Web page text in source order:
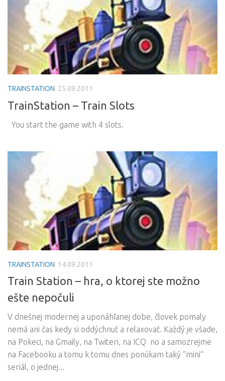
TRAINSTATION 25.09.2011
TrainStation – Train Slots
You start the game with 4 slots.
TRAINSTATION 14.09.2011
Train Station – hra, o ktorej ste možno
ešte nepočuli
V dnešnej modernej a uponáhľanej dobe, človek pomaly
nemá ani čas kedy si oddýchnuť a relaxovať. Každý je všade,
na Pokeci, na Gmaily, na Twiteri, na ICQ no a samozrejme
na Facebooku a tomu k tomu dnes ponúkam taký “mini“
seriál, o jednej...